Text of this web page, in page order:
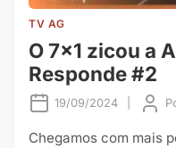
TV AG
O 7×1 zicou a
Responde #2
19/09/2024
Chegamos com mais